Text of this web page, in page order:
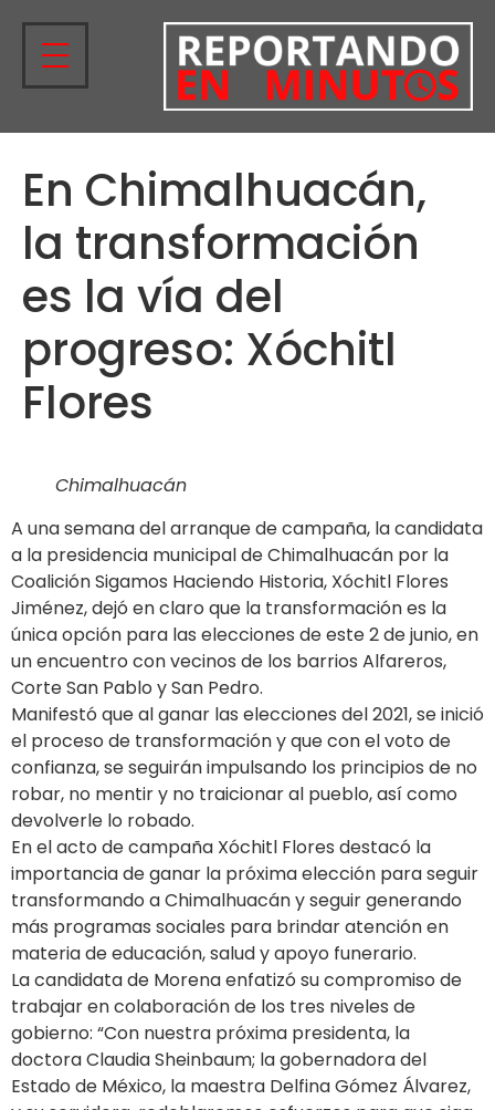
En Chimalhuacán,
la transformación
es la vía del
progreso: Xóchitl
Flores
Chimalhuacán
A una semana del arranque de campaña, la candidata
a la presidencia municipal de Chimalhuacán por la
Coalición Sigamos Haciendo Historia, Xóchitl Flores
Jiménez, dejó en claro que la transformación es la
única opción para las elecciones de este 2 de junio, en
un encuentro con vecinos de los barrios Alfareros,
Corte San Pablo y San Pedro.
Manifestó que al ganar las elecciones del 2021, se inició
el proceso de transformación y que con el voto de
confianza, se seguirán impulsando los principios de no
robar, no mentir y no traicionar al pueblo, así como
devolverle lo robado.
En el acto de campaña Xóchitl Flores destacó la
importancia de ganar la próxima elección para seguir
transformando a Chimalhuacán y seguir generando
más programas sociales para brindar atención en
materia de educación, salud y apoyo funerario.
La candidata de Morena enfatizó su compromiso de
trabajar en colaboración de los tres niveles de
gobierno: “Con nuestra próxima presidenta, la
doctora Claudia Sheinbaum; la gobernadora del
Estado de México, la maestra Delfina Gómez Álvarez,